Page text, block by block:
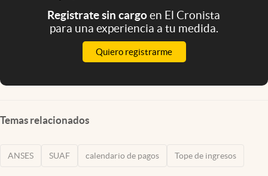
Registrate sin cargoen El Cronista
para una experiencia a tu medida.
Quiero registrarme
Temas relacionados
ANSES SUAF calendario de pagos Tope de ingresos